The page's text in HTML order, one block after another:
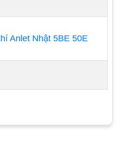
luôn yên tâm khi sử
vụ của chúng tôi.
Anlet Nhật 5BE 50E